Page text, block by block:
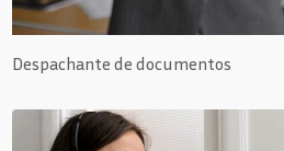
Despachante de documentos